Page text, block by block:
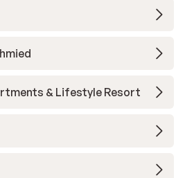
& Lifestyle Resort